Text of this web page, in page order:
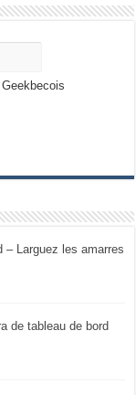
– Larguez les amarres
de tableau de bord